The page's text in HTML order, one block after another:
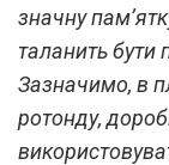
значну
таланить бути
Зазначимо, в
ротонду,